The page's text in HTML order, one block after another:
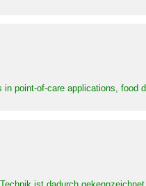
point-of-care applications, food